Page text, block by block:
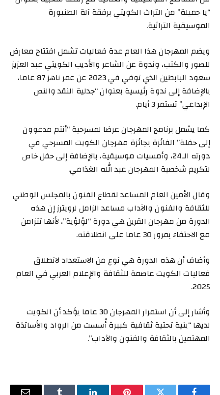
“يا جميلة” من التراث الكويتي برفقة آلة الطنبورة
الموسيقية التراثية.
ويضم المهرجان هذا العام عدة فعاليات تشمل افتتاح معارض
للصور والكتب، وندوة عن الشاعر والأديب الكويتي عبد العزيز
سعود البابطين الذي توفي في 2023 عن عمر ناهز 87 عاما،
بالإضافة إلى ندوة رئيسية بعنوان “جدلية النقد والنص
الإبداعي” تستمر 3 أيام.
كما يشمل برنامج المهرجان عرضا لمسرحية “أنتم مدعوون
إلى حفلة” الفائزة بجائزة مهرجان الكويت المسرحي في
دورته الـ24، وأمسيات موسيقية، بالإضافة إلى حفل خاص
لتكريم شخصية المهرجان عبد الله الغذامي.
وقال الأمين العام المساعد لقطاع الفنون بالمجلس الوطني
للثقافة والفنون والآداب مساعد الزامل لرويترز إن هذه
الدورة من مهرجان القرين هي دورة “لؤلؤية”، لأنها تتزامن
مع الاحتفاء بمرور 30 عاما على انطلاقته.
وأضاف أن هذه الدورة هي نوع من الاستعداد لانطلاق
فعاليات الكويت عاصمة للثقافة والإعلام العربي في العام
2025.
وأشار إلى أن استمرار المهرجان 30 عاما يؤكد أن الكويت
لديها “بنية تحتية ثقافية كبيرة أُسست من الرواد والأساتذة
المهتمين بالثقافة والفنون والآداب”.